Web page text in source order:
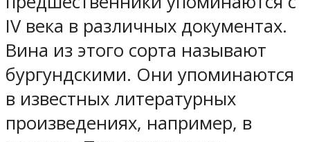
IV века в различных документах.
Вина из этого сорта называют
бургундскими. Они упоминаются
в известных литературных
произведениях, например, в